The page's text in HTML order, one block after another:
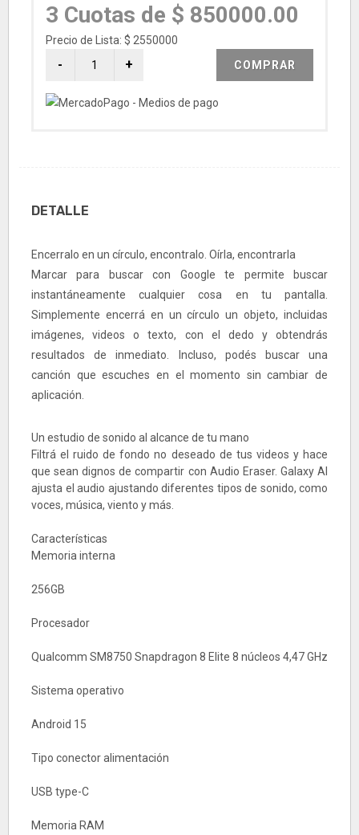
3 Cuotas de $ 850000.00
Precio de Lista: $ 2550000
COMPRAR
DETALLE
Encerralo en un círculo, encontralo. Oírla, encontrarla
Marcar para buscar con Google te permite buscar
instantáneamente cualquier cosa en tu pantalla.
Simplemente encerrá en un círculo un objeto, incluidas
imágenes, videos o texto, con el dedo y obtendrás
resultados de inmediato. Incluso, podés buscar una
canción que escuches en el momento sin cambiar de
aplicación.
Un estudio de sonido al alcance de tu mano
Filtrá el ruido de fondo no deseado de tus videos y hace
que sean dignos de compartir con Audio Eraser. Galaxy AI
ajusta el audio ajustando diferentes tipos de sonido, como
voces, música, viento y más.
Características
Memoria interna
256GB
Procesador
Qualcomm SM8750 Snapdragon 8 Elite 8 núcleos 4,47 GHz
Sistema operativo
Android 15
Tipo conector alimentación
USB type-C
Memoria RAM